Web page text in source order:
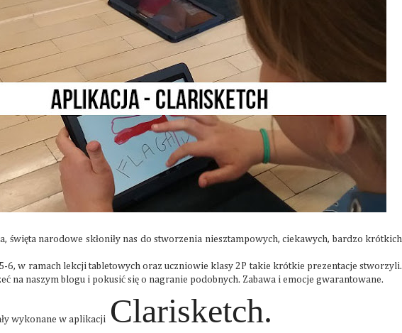
święta narodowe skłoniły nas do stworzenia niesztampowych, ciekawych, bardzo krótkich
6, w ramach lekcji tabletowych oraz uczniowie klasy 2P takie krótkie prezentacje stworzyli.
na naszym blogu i pokusić się o nagranie podobnych. Zabawa i emocje gwarantowane.
wykonane w aplikacji Clarisketch.